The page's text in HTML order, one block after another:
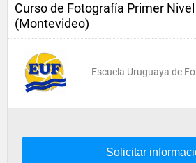
Curso de Fotografía Primer Nivel
(Montevideo)
Escuela Uruguaya de
Solicitar